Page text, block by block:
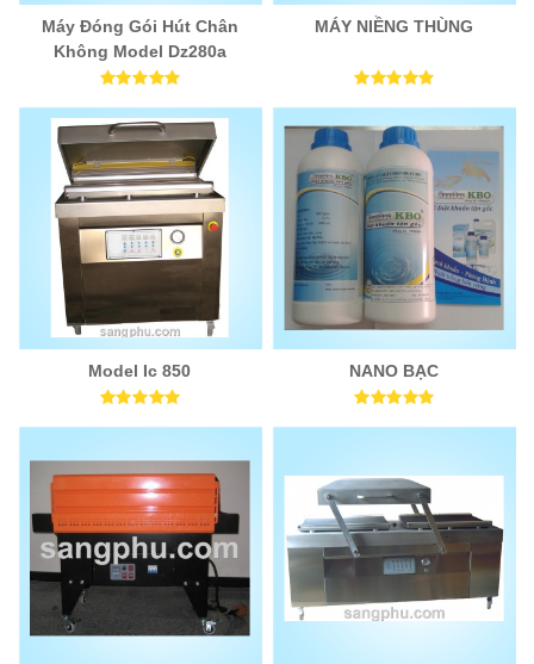
Máy Đóng Gói Hút Chân
Không Model Dz280a
MÁY NIỀNG THÙNG
Model Ic 850 NANO BẠC